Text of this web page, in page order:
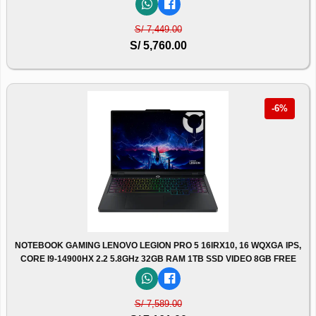
S/ 7,449.00
S/ 5,760.00
-6%
NOTEBOOK GAMING LENOVO LEGION PRO 5 16IRX10, 16 WQXGA IPS,
CORE I9-14900HX 2.2 5.8GHz 32GB RAM 1TB SSD VIDEO 8GB FREE
S/ 7,589.00